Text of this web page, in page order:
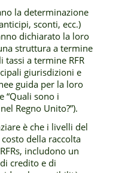
la determinazione
sconti, ecc.)
dichiarato la loro
struttura a termine
tassi a termine RFR
giurisdizioni e
guida per la loro
“Quali sono i
Regno Unito?”).
è che i livelli del
della raccolta
includono un
credito e di